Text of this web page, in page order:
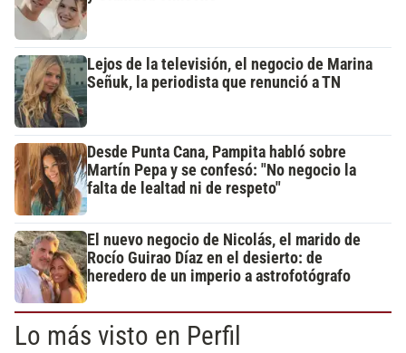
Lejos de la televisión, el negocio de Marina
Señuk, la periodista que renunció a TN
Desde Punta Cana, Pampita habló sobre
Martín Pepa y se confesó: "No negocio la
falta de lealtad ni de respeto"
El nuevo negocio de Nicolás, el marido de
Rocío Guirao Díaz en el desierto: de
heredero de un imperio a astrofotógrafo
Lo más visto en Perfil